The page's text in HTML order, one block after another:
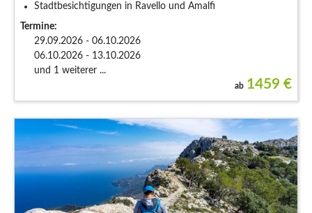
Stadtbesichtigungen in Ravello und Amalfi
Termine:
29.09.2026 - 06.10.2026
06.10.2026 - 13.10.2026
und 1 weiterer ...
ab 1459 €